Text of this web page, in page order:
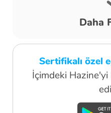
Daha
Sertifikalı özel
İçimdeki